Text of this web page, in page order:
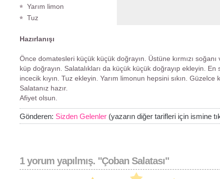
Yarım limon
Tuz
Hazırlanışı
Önce domatesleri küçük küçük doğrayın. Üstüne kırmızı
küp doğrayın. Salatalıkları da küçük küçük doğrayıp ekleyin.
incecik kıyın. Tuz ekleyin. Yarım limonun hepsini sıkın. Güzelce
Salatanız hazır.
Afiyet olsun.
Gönderen: Sizden Gelenler (yazarın diğer tarifleri için ismine
1 yorum yapılmış. "Çoban Salatası"